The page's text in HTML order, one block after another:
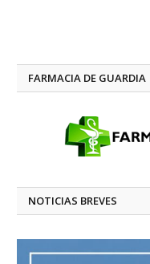
FARMACIA DE GUARDIA
NOTICIAS BREVES